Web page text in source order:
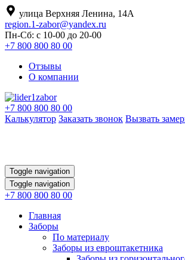
улица Верхняя Ленина, 14А
region.1-zabor@yandex.ru
Пн-Сб: с 10-00 до 20-00
+7 800 800 80 00
Отзывы
О компании
+7 800 800 80 00
Калькулятор Заказать звонок Вызвать
Toggle navigation
Toggle navigation
+7 800 800 80 00
Главная
Заборы
По материалу
Заборы из евроштакетника